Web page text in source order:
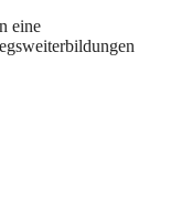
eine